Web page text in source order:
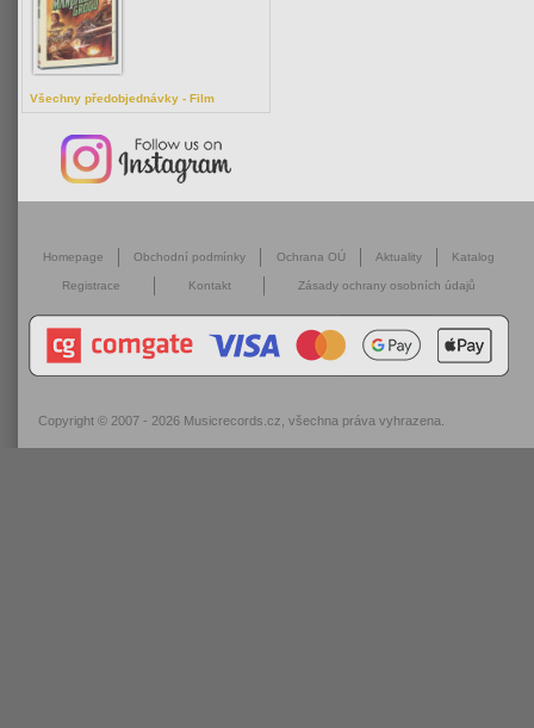
Všechny předobjednávky - Film
Homepage Obchodní podmínky Ochrana OÚ Aktuality Katalog
Registrace Kontakt Zásady ochrany osobních údajů
Copyright © 2007 - 2026 Musicrecords.cz , všechna práva vyhrazena.